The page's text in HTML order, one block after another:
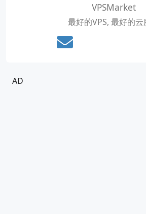
VPSMarket
最好的VPS, 最好的云
AD